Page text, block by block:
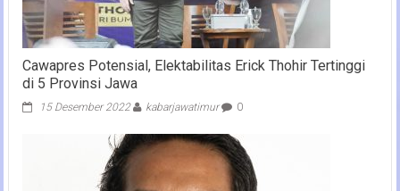
Cawapres Potensial, Elektabilitas Erick Thohir Tertinggi
di 5 Provinsi Jawa
15 Desember 2022 kabarjawatimur 0